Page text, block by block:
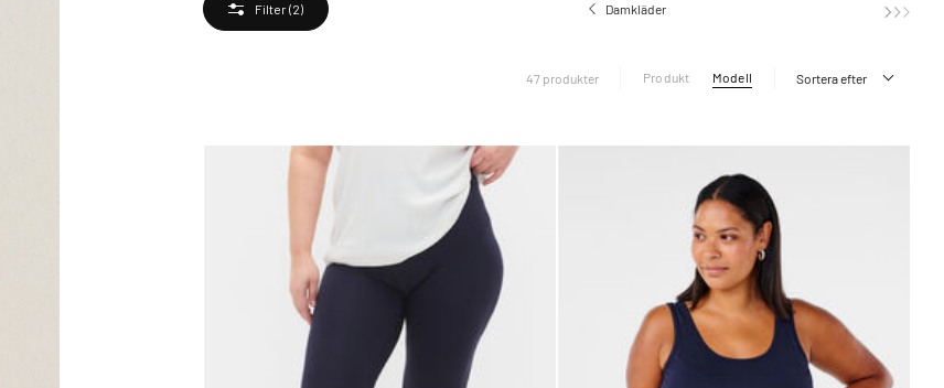
Filter(2) Damkläder
47 produkter Produkt Modell Sortera efter